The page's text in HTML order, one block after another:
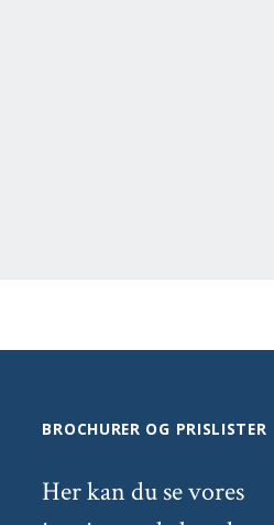
BROCHURER OG PRISLISTER
Her kan du se vores